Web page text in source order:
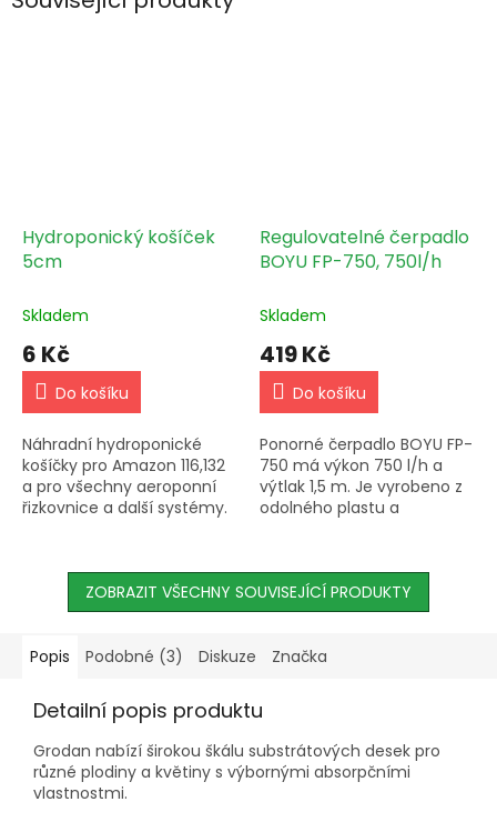
Hydroponický košíček
5cm
Skladem
6 Kč
Do košíku
Náhradní hydroponické
košíčky pro Amazon 116,132
a pro všechny aeroponní
řizkovnice a další systémy.
Regulovatelné čerpadlo
BOYU FP-750, 750l/h
Skladem
419 Kč
Do košíku
Ponorné čerpadlo BOYU FP-
750 má výkon 750 l/h a
výtlak 1,5 m. Je vyrobeno z
odolného plastu a
nádrže. Nízká spotřeba a
dlouhá...
ZOBRAZIT VŠECHNY SOUVISEJÍCÍ PRODUKTY
Popis Podobné (3) Diskuze Značka
Detailní popis produktu
Grodan nabízí širokou škálu substrátových desek pro
různé plodiny a květiny s výbornými absorpčními
vlastnostmi.